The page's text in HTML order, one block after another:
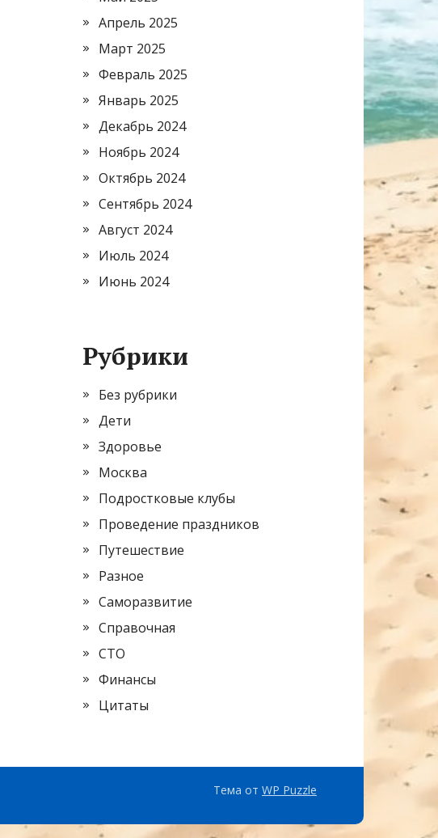
Апрель 2025
Март 2025
Февраль 2025
Январь 2025
Декабрь 2024
Ноябрь 2024
Октябрь 2024
Сентябрь 2024
Август 2024
Июль 2024
Июнь 2024
Рубрики
Без рубрики
Дети
Здоровье
Москва
Подростковые клубы
Проведение праздников
Путешествие
Разное
Саморазвитие
Справочная
СТО
Финансы
Цитаты
Тема от WP Puzzle